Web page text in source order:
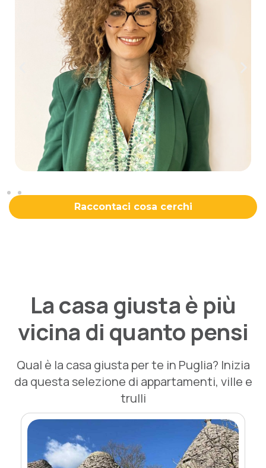
Raccontaci cosa cerchi
La casa giusta è più
vicina di quanto pensi
Qual è la casa giusta per te in Puglia? Inizia
da questa selezione di appartamenti, ville e
trulli